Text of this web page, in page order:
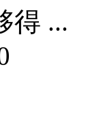
得 ...